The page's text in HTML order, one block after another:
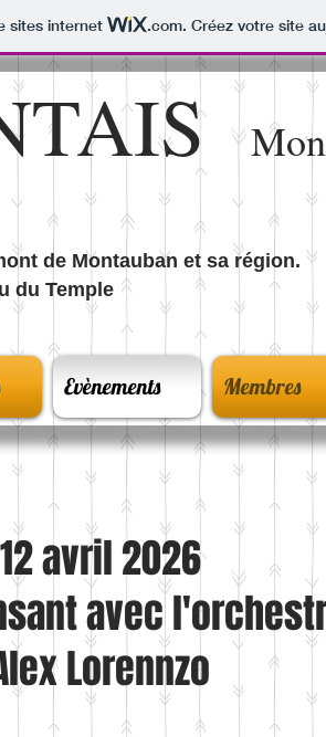
sites internet .com. Créez votre site
de Montauban et sa région.
du Temple
Evènements Membres
12 avril 2026
avec
Lorennzo